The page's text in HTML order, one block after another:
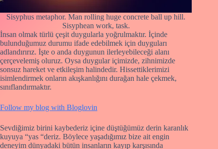
Sisyphus metaphor. Man rolling huge concrete ball up hill.
Sisyphean work, task.
İnsan olmak türlü çeşit duygularla yoğrulmaktır. İçinde
bulunduğumuz durumu ifade edebilmek için duyguları
adlandırırız. İşte o anda duygunun ilerleyebileceği alanı
çerçevelemiş oluruz. Oysa duygular içimizde, zihnimizde
sonsuz hareket ve etkileşim halindedir. Hissettiklerimizi
isimlendirmek onların akışkanlığını durağan hale çekmek,
sınıflandırmaktır.
Follow my blog with Bloglovin
Sevdiğimiz birini kaybederiz içine düştüğümüz derin karanlık
kuyuya “yas “deriz. Böylece yaşadığımız bize ait engin
deneyim dünyadaki bütün insanların kayıp karşısında